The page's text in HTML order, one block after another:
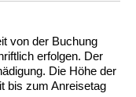
von der Buchung
erfolgen. Der
Die Höhe der
bis zum Anreisetag